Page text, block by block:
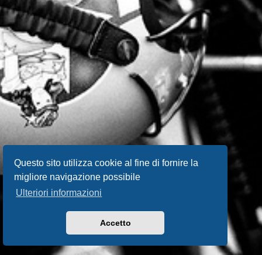
Questo sito utilizza cookie al fine di fornire la
migliore navigazione possibile
Ulteriori informazioni
Accetto